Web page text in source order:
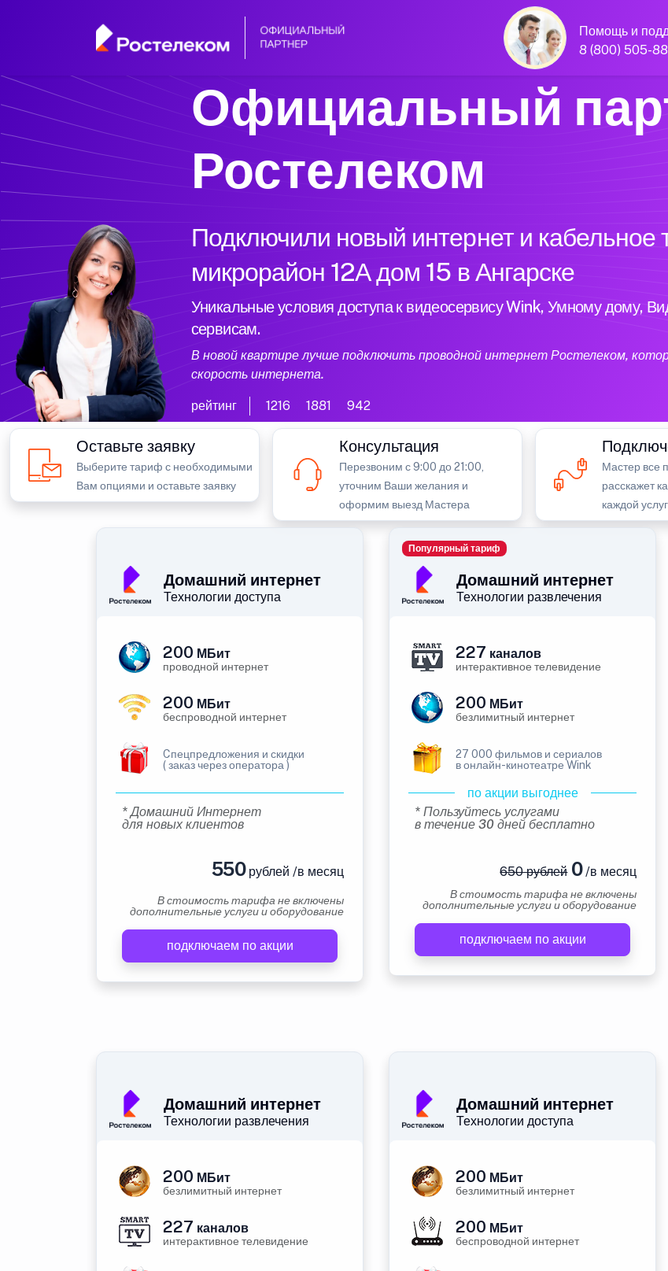
Помощь и
8 (800) 505-
Официальный
Ростелеком
Подключили новый интернет и кабельное
микрорайон 12А дом 15 в Ангарске
Уникальные условия доступа к видеосервису Wink, Умному дому,
сервисам.
В новой квартире лучше подключить проводной интернет Ростелеком,
скорость интернета.
рейтинг 1216 1881 942
Оставьте заявку
Выберите тариф с необходимыми
Вам опциями и оставьте заявку
Консультация
Перезвоним с 9:00 до 21:00,
уточним Ваши желания и
оформим выезд Мастера
Мастер все
расскажет
каждой
Домашний интернет
Технологии доступа
200 МБит
проводной интернет
200 МБит
беспроводной интернет
Cпецпредложения и скидки
( заказ через оператора )
* Домашний Интернет
для новых клиентов
550рублей /в месяц
В стоимость тарифа не включены
дополнительные услуги и оборудование
подключаем по акции
Домашний интернет
Технологии развлечения
Популярный тариф
227 каналов
интерактивное телевидение
200 МБит
безлимитный интернет
27 000 фильмов и сериалов
в онлайн-кинотеатре Wink
по акции выгоднее
* Пользуйтесь услугами
в течение 30 дней бесплатно
650 рублей0/в месяц
В стоимость тарифа не включены
дополнительные услуги и оборудование
подключаем по акции
Домашний интернет
Технологии развлечения
200 МБит
безлимитный интернет
227 каналов
интерактивное телевидение
Домашний интернет
Технологии доступа
200 МБит
безлимитный интернет
200 МБит
беспроводной интернет